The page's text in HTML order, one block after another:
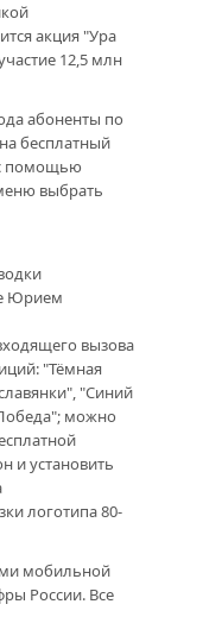
акция "Ура
12,5 млн
абоненты по
бесплатный
помощью
выбрать
Юрием
вызова
"Тёмная
"Синий
можно
и установить
логотипа 80-
мобильной
России. Все